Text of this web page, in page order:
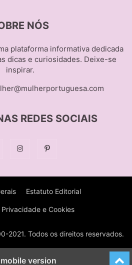
NÓS
plataforma informativa dedicada
dicas e curiosidades. Deixe-se
inspirar.
REDES SOCIAIS
Estatuto Editorial
e Cookies
2021. Todos os direitos reservados.
version